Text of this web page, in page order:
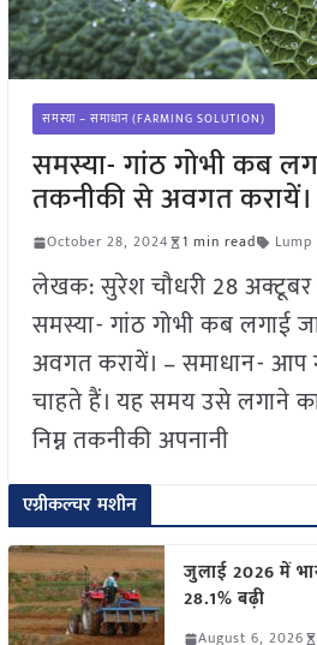
समस्या – समाधान (FARMING SOLUTION)
समस्या- गांठ गोभी कब
तकनीकी से अवगत करायें।
October 28, 2024 1 min read
लेखक: सुरेश चौधरी 28 अक्टूबर
समस्या- गांठ गोभी कब लगाई
अवगत करायें। – समाधान- आप
चाहते हैं। यह समय उसे लगाने
निम्न तकनीकी अपनानी
एग्रीकल्चर मशीन
जुलाई 2026 में
28.1% बढ़ी
August 6, 2026